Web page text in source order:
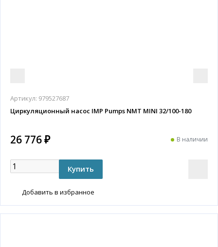
Артикул: 979527687
Циркуляционный насос IMP Pumps NMT MINI 32/100-180
26 776 ₽ В наличии
Добавить в избранное